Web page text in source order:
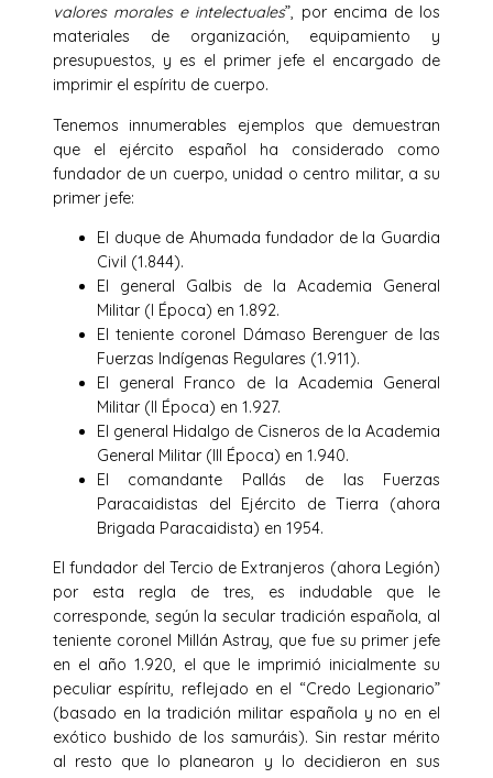
valores morales e intelectuales”, por encima de los
materiales de organización, equipamiento y
presupuestos, y es el primer jefe el encargado de
imprimir el espíritu de cuerpo.
Tenemos innumerables ejemplos que demuestran
que el ejército español ha considerado como
fundador de un cuerpo, unidad o centro militar, a su
primer jefe:
El duque de Ahumada fundador de la Guardia
Civil (1.844).
El general Galbis de la Academia General
Militar (I Época) en 1.892.
El teniente coronel Dámaso Berenguer de las
Fuerzas Indígenas Regulares (1.911).
El general Franco de la Academia General
Militar (II Época) en 1.927.
El general Hidalgo de Cisneros de la Academia
General Militar (III Época) en 1.940.
El comandante Pallás de las Fuerzas
Paracaidistas del Ejército de Tierra (ahora
Brigada Paracaidista) en 1954.
El fundador del Tercio de Extranjeros (ahora Legión)
por esta regla de tres, es indudable que le
corresponde, según la secular tradición española, al
teniente coronel Millán Astray, que fue su primer jefe
en el año 1.920, el que le imprimió inicialmente su
peculiar espíritu, reflejado en el “Credo Legionario”
(basado en la tradición militar española y no en el
exótico bushido de los samuráis). Sin restar mérito
al resto que lo planearon y lo decidieron en sus